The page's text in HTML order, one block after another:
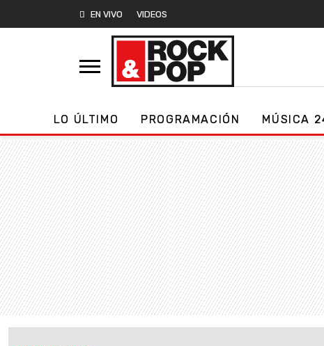
EN VIVO VIDEOS
LO ÚLTIMO PROGRAMACIÓN MÚSICA